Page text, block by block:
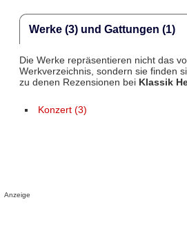
Werke (3) und Gattungen (1)
Die Werke repräsentieren nicht das
Werkverzeichnis, sondern sie finden
zu denen Rezensionen bei Klassik
Konzert (3)
Anzeige